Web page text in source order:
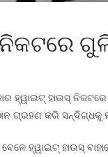
ହ୍ୱାଇଟ୍ ହାଉସ୍
ଗ୍ରହଣ କରି
ବେଳେ ହ୍ୱାଇଟ୍ ହାଉସ୍